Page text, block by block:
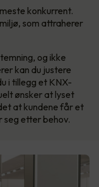
konkurrent.
som attraherer
og ikke
kan du justere
i tillegg et KNX-
ønsker at lyset
at kundene får et
seg etter behov.